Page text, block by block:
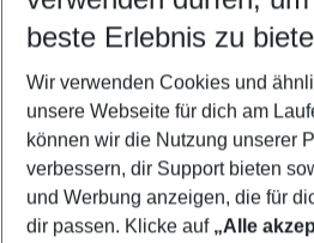
5-8 Nächte
2 Erwachsene Keine Kinder
Mehr Filter
beste Erlebnis zu
Wir verwenden Cookies und
unsere Webseite für dich am
können wir die Nutzung unserer
verbessern, dir Support bieten
und Werbung anzeigen, die für
dir passen. Klicke auf „Alle